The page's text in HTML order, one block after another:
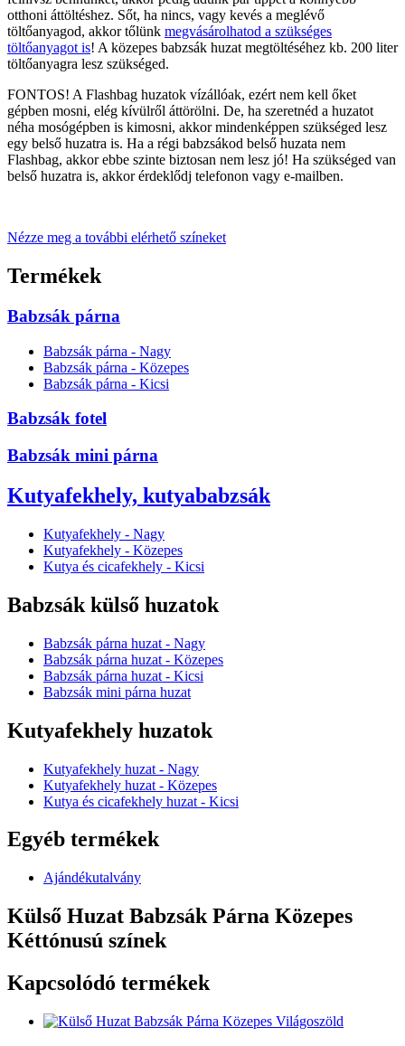
otthoni áttöltéshez. Sőt, ha nincs, vagy kevés a meglévő
töltőanyagod, akkor tőlünk megvásárolhatod a szükséges
töltőanyagot is! A közepes babzsák huzat megtöltéséhez kb. 200 liter
töltőanyagra lesz szükséged.
FONTOS! A Flashbag huzatok vízállóak, ezért nem kell őket
gépben mosni, elég kívülről áttörölni. De, ha szeretnéd a huzatot
néha mosógépben is kimosni, akkor mindenképpen szükséged lesz
egy belső huzatra is. Ha a régi babzsákod belső huzata nem
Flashbag, akkor ebbe szinte biztosan nem lesz jó! Ha szükséged van
belső huzatra is, akkor érdeklődj telefonon vagy e-mailben.
Nézze meg a további elérhető színeket
Termékek
Babzsák párna
Babzsák párna - Nagy
Babzsák párna - Közepes
Babzsák párna - Kicsi
Babzsák fotel
Babzsák mini párna
Kutyafekhely, kutyababzsák
Kutyafekhely - Nagy
Kutyafekhely - Közepes
Kutya és cicafekhely - Kicsi
Babzsák külső huzatok
Babzsák párna huzat - Nagy
Babzsák párna huzat - Közepes
Babzsák párna huzat - Kicsi
Babzsák mini párna huzat
Kutyafekhely huzatok
Kutyafekhely huzat - Nagy
Kutyafekhely huzat - Közepes
Kutya és cicafekhely huzat - Kicsi
Egyéb termékek
Ajándékutalvány
Külső Huzat Babzsák Párna Közepes
Kéttónusú színek
Kapcsolódó termékek